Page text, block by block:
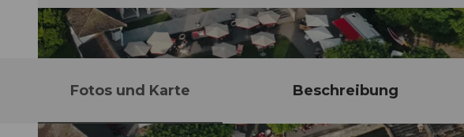
Fotos und Karte Beschreibung